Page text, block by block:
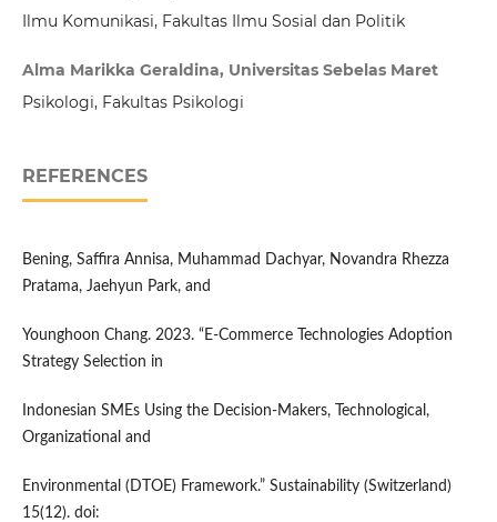
Ilmu Komunikasi, Fakultas Ilmu Sosial dan Politik
Alma Marikka Geraldina, Universitas Sebelas Maret
Psikologi, Fakultas Psikologi
REFERENCES
Bening, Saffira Annisa, Muhammad Dachyar, Novandra Rhezza
Pratama, Jaehyun Park, and
Younghoon Chang. 2023. “E-Commerce Technologies Adoption
Strategy Selection in
Indonesian SMEs Using the Decision-Makers, Technological,
Organizational and
Environmental (DTOE) Framework.” Sustainability (Switzerland)
15(12). doi: